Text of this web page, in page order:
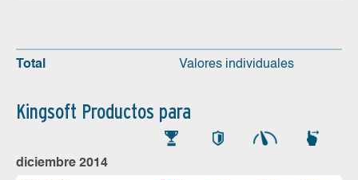
Total Valores individuales
Kingsoft Productos para
diciembre 2014